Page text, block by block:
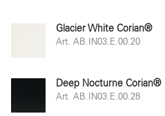
Glacier White Corian®
Art. AB.IN03.E.00.20
Deep Nocturne Corian®
Art. AB.IN03.E.00.28